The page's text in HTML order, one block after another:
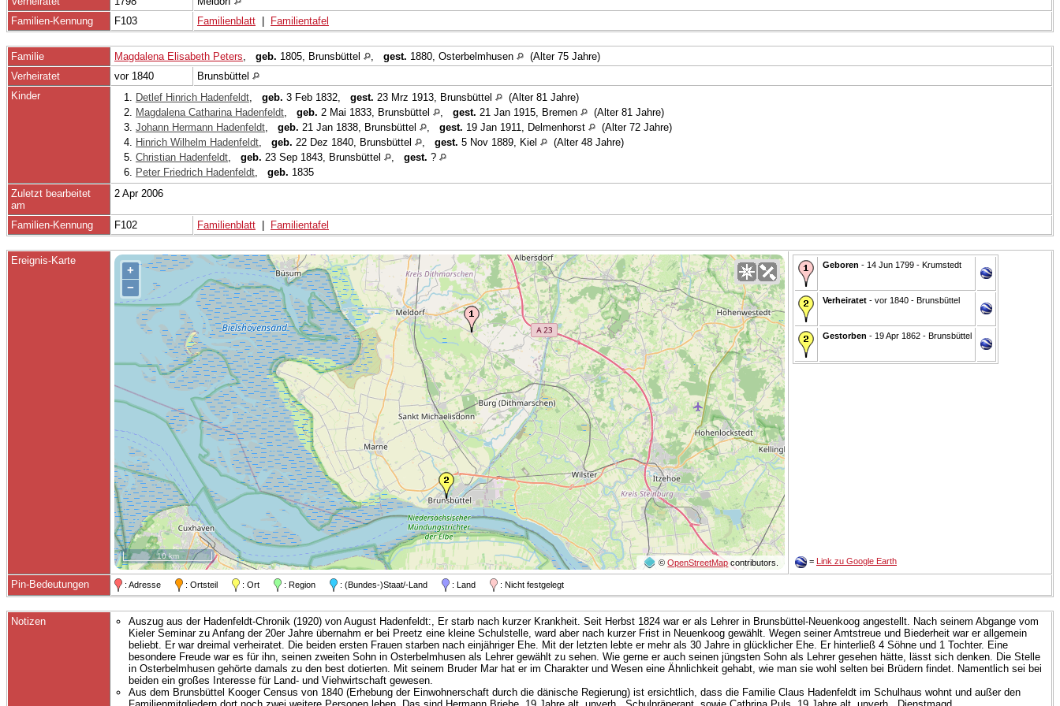
Familien-Kennung
F103 Familienblatt Familientafel
Familie Magdalena Elisabeth Peters, geb. 1805, Brunsbüttel , gest. 1880, Osterbelmhusen
(Alter 75 Jahre)
Verheiratet
vor 1840
Brunsbüttel
Kinder
1. Detlef Hinrich Hadenfeldt, geb. 3 Feb 1832, gest. 23 Mrz 1913, Brunsbüttel
(Alter 81 Jahre)
2. Magdalena Catharina Hadenfeldt, geb. 2 Mai 1833, Brunsbüttel , gest. 21 Jan 1915, Bremen
(Alter 81 Jahre)
3. Johann Hermann Hadenfeldt, geb. 21 Jan 1838, Brunsbüttel , gest. 19 Jan 1911, Delmenhorst
(Alter 72 Jahre)
4. Hinrich Wilhelm Hadenfeldt, geb. 22 Dez 1840, Brunsbüttel , gest. 5 Nov 1889, Kiel
(Alter 48 Jahre)
5. Christian Hadenfeldt, geb. 23 Sep 1843, Brunsbüttel , gest. ?
6. Peter Friedrich Hadenfeldt, geb. 1835
Zuletzt bearbeitet
am
2 Apr 2006
Familien-Kennung F102 Familienblatt Familientafel
Ereignis-Karte
+
−
©OpenStreetMapcontributors.
10 km
Geboren - 14 Jun 1799 - Krumstedt
Verheiratet - vor 1840 - Brunsbüttel
Gestorben - 19 Apr 1862 - Brunsbüttel
= Link zu Google Earth
Pin-Bedeutungen : Adresse : Ortsteil : Ort : Region : (Bundes-)Staat/-Land : Land : Nicht festgelegt
Notizen
Auszug aus der Hadenfeldt-Chronik (1920) von August Hadenfeldt:, Er starb nach kurzer Krankheit. Seit Herbst 1824 war er als Lehrer in Brunsbüttel-Neuenkoog angestellt. Nach seinem Abgange vom
Kieler Seminar zu Anfang der 20er Jahre übernahm er bei Preetz eine kleine Schulstelle, ward aber nach kurzer Frist in Neuenkoog gewählt. Wegen seiner Amtstreue und Biederheit war er allgemein
beliebt. Er war dreimal verheiratet. Die beiden ersten Frauen starben nach einjähriger Ehe. Mit der letzten lebte er mehr als 30 Jahre in glücklicher Ehe. Er hinterließ 4 Söhne und 1 Tochter. Eine
besondere Freude war es für ihn, seinen zweiten Sohn in Osterbelmhusen als Lehrer gewählt zu sehen. Wie gerne er auch seinen jüngsten Sohn als Lehrer gesehen hätte, lässt sich denken. Die Stelle
in Osterbelmhusen gehörte damals zu den best dotierten. Mit seinem Bruder Mar hat er im Charakter und Wesen eine Ähnlichkeit gehabt, wie man sie wohl selten bei Brüdern findet. Namentlich sei bei
beiden ein großes Interesse für Land- und Viehwirtschaft gewesen.
Aus dem Brunsbüttel Kooger Census von 1840 (Erhebung der Einwohnerschaft durch die dänische Regierung) ist ersichtlich, dass die Familie Claus Hadenfeldt im Schulhaus wohnt und außer den